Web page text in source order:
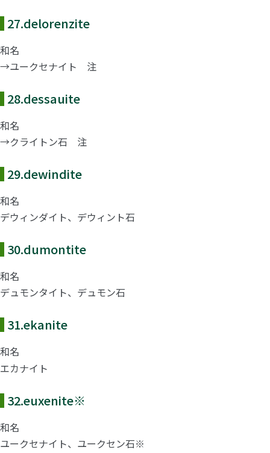
27.delorenzite
和名
→ユークセナイト 注
28.dessauite
和名
→クライトン石 注
29.dewindite
和名
デウィンダイト、デウィント石
30.dumontite
和名
デュモンタイト、デュモン石
31.ekanite
和名
エカナイト
32.euxenite※
和名
ユークセナイト、ユークセン石※